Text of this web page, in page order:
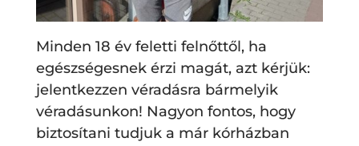
Minden 18 év feletti felnőttől, ha
egészségesnek érzi magát, azt kérjük:
jelentkezzen véradásra bármelyik
véradásunkon! Nagyon fontos, hogy
biztosítani tudjuk a már kórházban